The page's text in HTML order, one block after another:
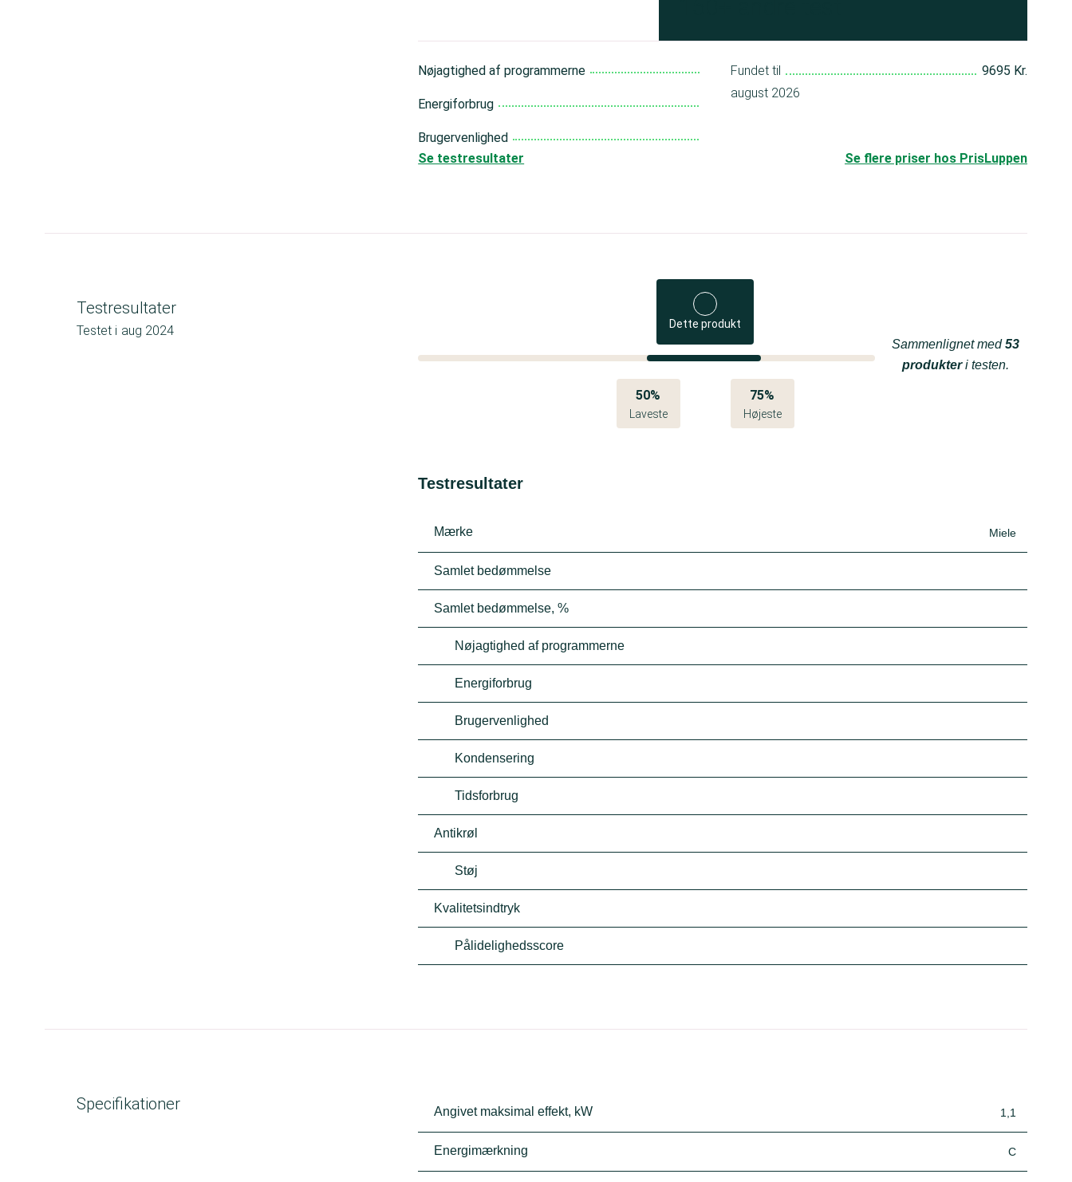
Nøjagtighed af programmerne
Energiforbrug
Brugervenlighed
Fundet til
9695 Kr.
august 2026
Se flere priser hos PrisLuppen
Se testresultater
Testresultater
Testet i aug 2024 Dette produkt
50%
Laveste
75%
Højeste
Sammenlignet med53
produkteri testen.
Testresultater
Mærke Miele
Samlet bedømmelse
Samlet bedømmelse, %
Nøjagtighed af programmerne
Energiforbrug
Brugervenlighed
Kondensering
Tidsforbrug
Antikrøl
Støj
Kvalitetsindtryk
Pålidelighedsscore
Specifikationer Angivet maksimal effekt, kW 1,1
Energimærkning C